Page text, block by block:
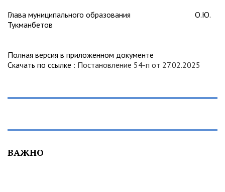
Глава муниципального образования О.Ю.
Тукманбетов
Полная версия в приложенном документе
Скачать по ссылке : Постановление 54-п от 27.02.2025
ВАЖНО